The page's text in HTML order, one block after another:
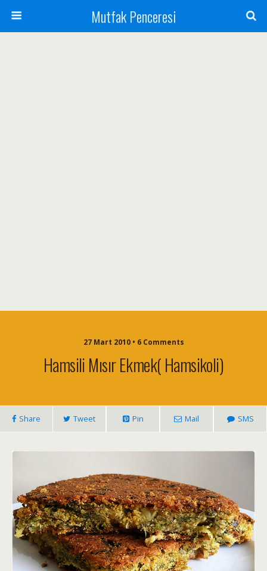
Mutfak Penceresi
27 Mart 2010 • 6 Comments
Hamsili Mısır Ekmek( Hamsikoli)
Share Tweet Pin Mail SMS